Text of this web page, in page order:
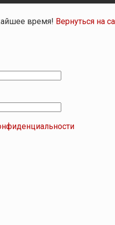
время! Вернуться на